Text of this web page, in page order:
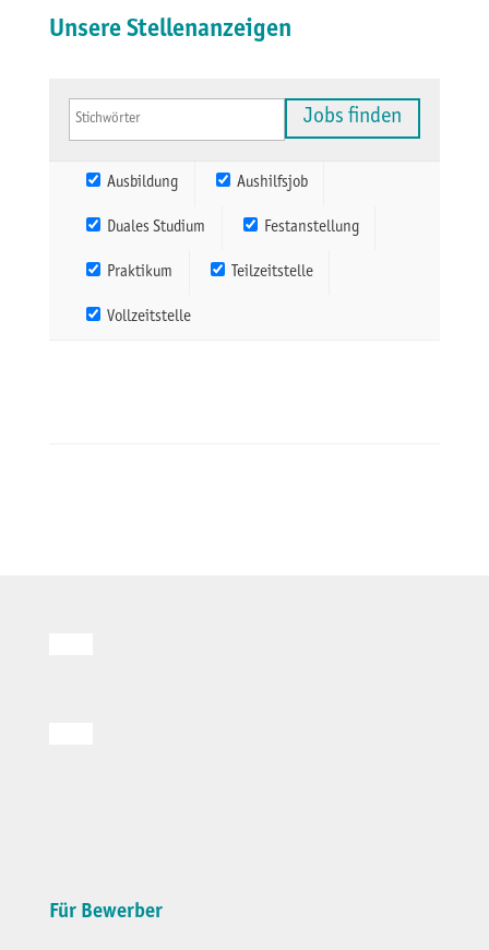
Unsere Stellenanzeigen
Ausbildung Aushilfsjob
Duales Studium Festanstellung
Praktikum Teilzeitstelle
Vollzeitstelle
Für Bewerber